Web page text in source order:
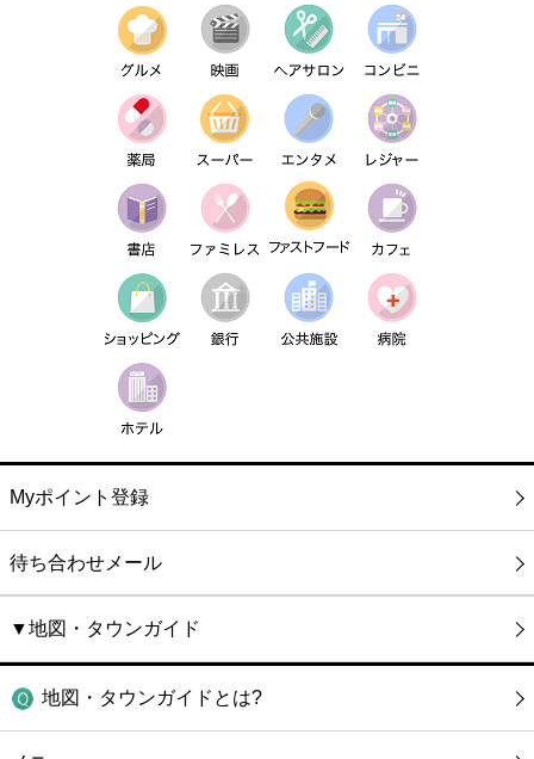
Myポイント登録
待ち合わせメール
▼地図・タウンガイド
地図・タウンガイドとは?